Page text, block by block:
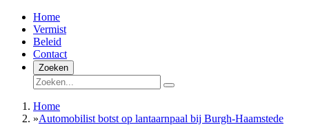
Home
Vermist
Beleid
Contact
Zoeken
Home
»Automobilist botst op lantaarnpaal bij Burgh-Haamstede